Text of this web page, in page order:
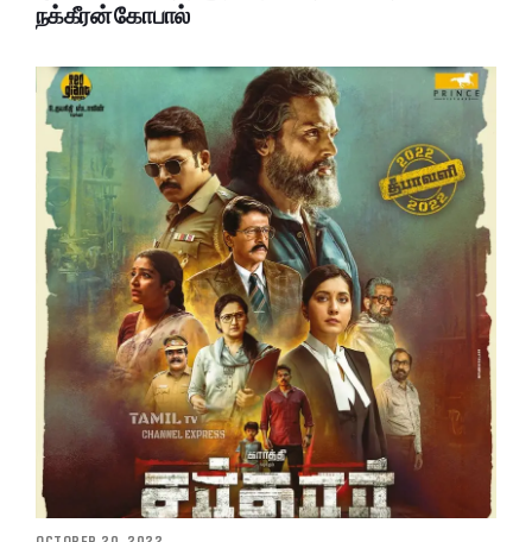
நக்கீரன் கோபால்